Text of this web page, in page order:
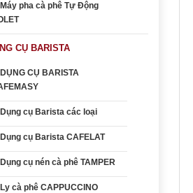
pha cà phê Tự Động
CỤ BARISTA
CỤ BARISTA
cụ Barista các loại
cụ Barista CAFELAT
cụ nén cà phê TAMPER
cà phê CAPPUCCINO